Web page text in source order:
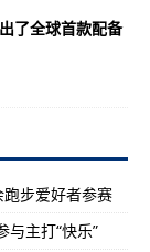
了全球首款配备
步爱好者参赛
与主打“快乐”